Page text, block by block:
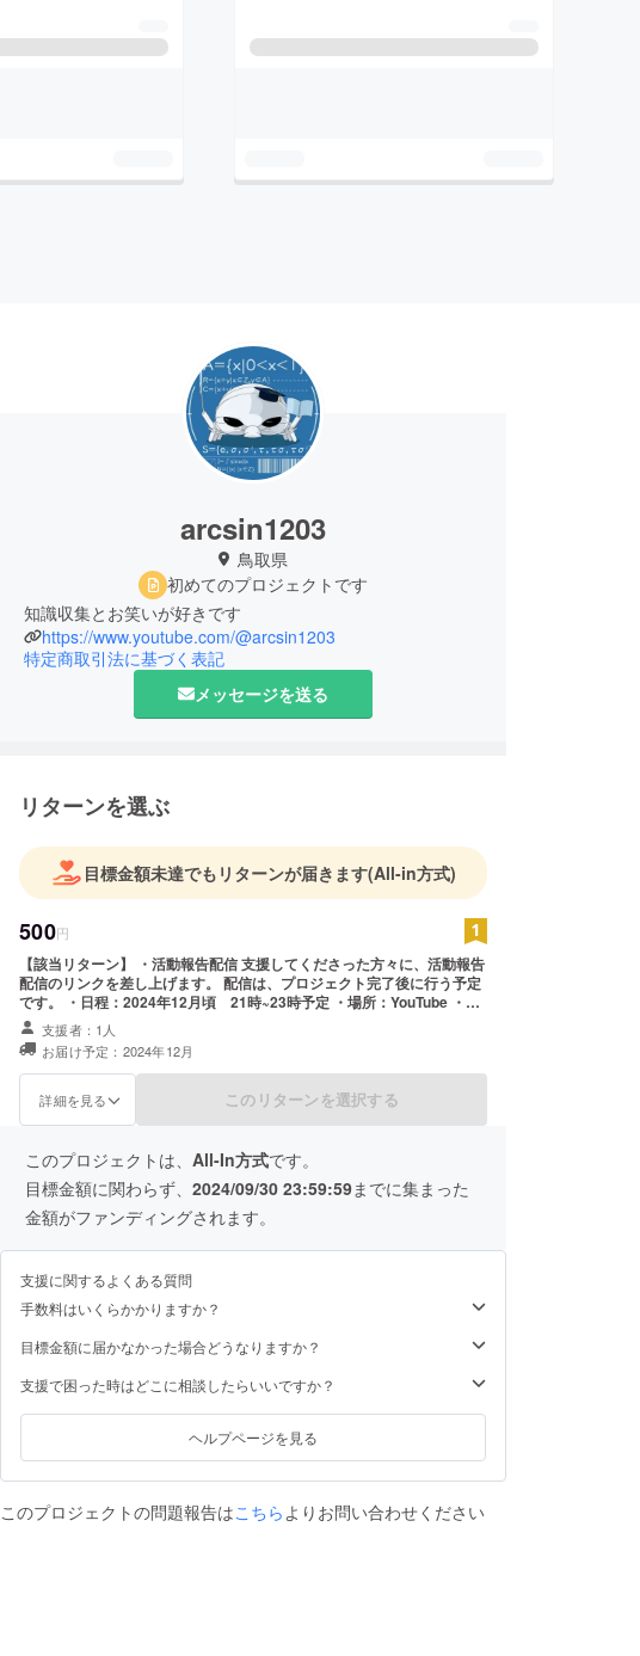
arcsin1203
鳥取県
初めてのプロジェクトです
知識収集とお笑いが好きです
https://www.youtube.com/@arcsin1203
特定商取引法に基づく表記
メッセージを送る
リターンを選ぶ
目標金額未達でもリターンが届きます(All-in方式)
500円
【該当リターン】 ・活動報告配信 支援してくださった方々に、活動報告
配信のリンクを差し上げます。 配信は、プロジェクト完了後に行う予定
です。 ・日程：2024年12月頃 21時~23時予定 ・場所：YouTube ・ク
ラウドファンディング終了後、詳細情報をメールにてご案内します。
支援者：1人
お届け予定：2024年12月
詳細を見る このリターンを選択する
このプロジェクトは、 All-In方式です。
目標金額に関わらず、 2024/09/30 23:59:59までに集まった
金額がファンディングされます。
支援に関するよくある質問
手数料はいくらかかりますか？
目標金額に届かなかった場合どうなりますか？
支援で困った時はどこに相談したらいいですか？
ヘルプページを見る
このプロジェクトの問題報告はこちらよりお問い合わせください